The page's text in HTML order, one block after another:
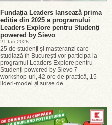
Fundația Leaders lansează prima
ediție din 2025 a programului
Leaders Explore pentru Studenți
powered by Sievo
21 Ian 2025
25 de studenți și masteranzi care
studiază în București vor participa la
programul Leaders Explore pentru
Studenți powered by Sievo 7
workshop-uri, 42 ore de practică, 15
lideri-model și surse de...